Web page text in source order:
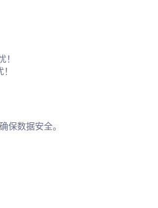
保数据安全。